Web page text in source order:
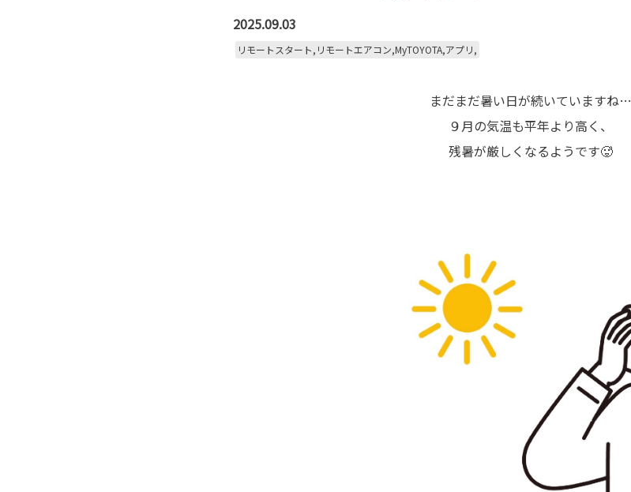
2025.09.03
リモートスタート,リモートエアコン,MyTOYOTA,アプリ,
まだまだ暑い日が続いていますね…
９月の気温も平年より高く、
残暑が厳しくなるようです🥵